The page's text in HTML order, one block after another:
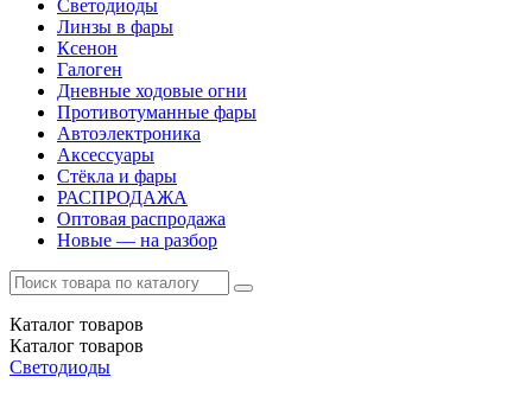
Светодиоды
Линзы в фары
Ксенон
Галоген
Дневные ходовые огни
Противотуманные фары
Автоэлектроника
Аксессуары
Стёкла и фары
РАСПРОДАЖА
Оптовая распродажа
Новые — на разбор
Каталог товаров
Каталог товаров
Светодиоды